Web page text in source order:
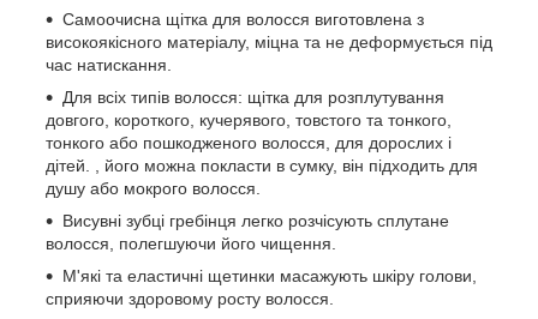
Самоочисна щітка для волосся виготовлена з
високоякісного матеріалу, міцна та не деформується під
час натискання.
Для всіх типів волосся: щітка для розплутування
довгого, короткого, кучерявого, товстого та тонкого,
тонкого або пошкодженого волосся, для дорослих і
дітей. , його можна покласти в сумку, він підходить для
душу або мокрого волосся.
Висувні зубці гребінця легко розчісують сплутане
волосся, полегшуючи його чищення.
М'які та еластичні щетинки масажують шкіру голови,
сприяючи здоровому росту волосся.